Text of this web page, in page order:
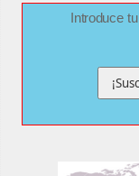
Introduce